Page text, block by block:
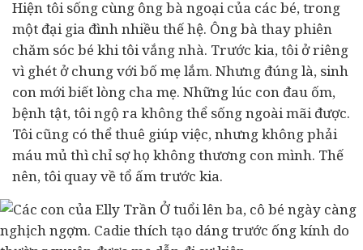
Hiện tôi sống cùng ông bà ngoại của các bé, trong
một đại gia đình nhiều thế hệ. Ông bà thay phiên
chăm sóc bé khi tôi vắng nhà. Trước kia, tôi ở riêng
vì ghét ở chung với bố mẹ lắm. Nhưng đúng là, sinh
con mới biết lòng cha mẹ. Những lúc con đau ốm,
bệnh tật, tôi ngộ ra không thể sống ngoài mãi được.
Tôi cũng có thể thuê giúp việc, nhưng không phải
máu mủ thì chỉ sợ họ không thương con mình. Thế
nên, tôi quay về tổ ấm trước kia.